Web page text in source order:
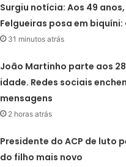
Surgiu notícia: Aos 49
Felgueiras posa em biquíni:
31 minutos atrás
João Martinho parte aos
idade. Redes sociais
mensagens
2 horas atrás
Presidente do ACP de luto
do filho mais novo